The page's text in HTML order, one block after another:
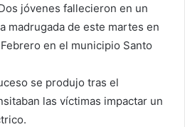
jóvenes fallecieron en un
madrugada de este martes en
en el municipio Santo
se produjo tras el
las víctimas impactar un